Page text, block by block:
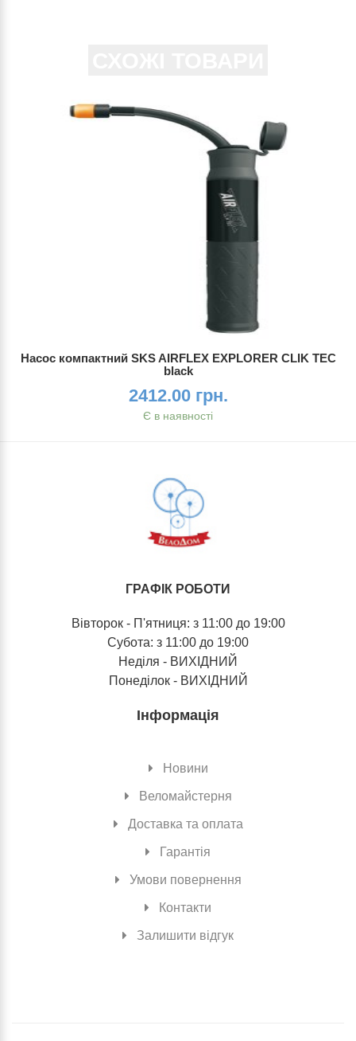
Насос компактний SKS AIRFLEX EXPLORER CLIK TEC
black
2412.00 грн.
Є в наявності
ГРАФІК РОБОТИ
Вівторок - П'ятниця: з 11:00 до 19:00
Субота: з 11:00 до 19:00
Неділя - ВИХІДНИЙ
Понеділок - ВИХІДНИЙ
Інформація
Новини
Веломайстерня
Доставка та оплата
Гарантія
Умови повернення
Контакти
Залишити відгук